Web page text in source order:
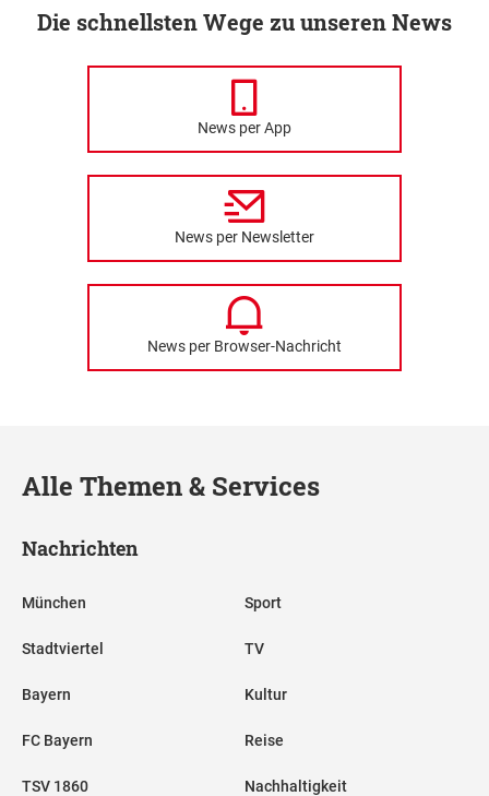
Die schnellsten Wege zu unseren News
News per App
News per Newsletter
News per Browser-Nachricht
Alle Themen & Services
Nachrichten
München
Stadtviertel
Bayern
FC Bayern
TSV 1860
Sport
TV
Kultur
Reise
Nachhaltigkeit